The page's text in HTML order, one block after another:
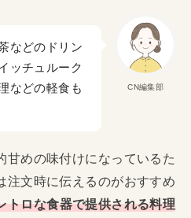
CN編集部
などのドリン
ッチュルーク
などの軽食も
甘めの味付けになっているた
注文時に伝えるのがおすすめ
トロな食器で提供される料理